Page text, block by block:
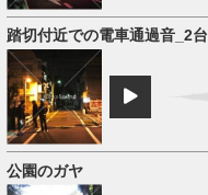
踏切付近での電車通過音_2台
公園のガヤ